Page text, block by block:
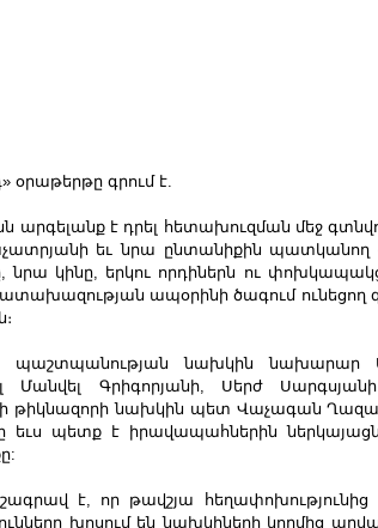
օրաթերթը գրում է.
եւ նրա ընտանիքին պատկանող
նրա կինը, երկու որդիներն ու
ապօրինի ծագում ունեցող
պաշտպանության նախկին նախարար
Մանվել Գրիգորյանի, Սերժ
նախկին պետ Վաչագան
եւս պետք է իրավապահներին
է, որ թավշյա
խոսում են նախկիների կողմից